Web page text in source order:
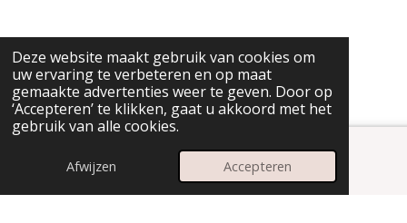
Deze website maakt gebruik van cookies om
uw ervaring te verbeteren en op maat
gemaakte advertenties weer te geven. Door op
‘Accepteren’ te klikken, gaat u akkoord met het
gebruik van alle cookies.
Afwijzen Accepteren
E-mailadres